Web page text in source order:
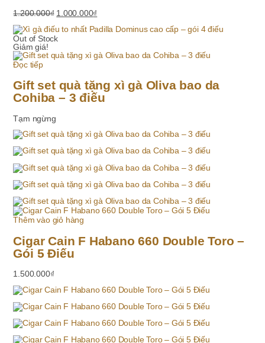
1.200.000₫ Giá
là:
1.200.000₫.
1.000.000₫
tại
Out of Stock
Giảm giá!
Đọc tiếp
Gift set quà tặng xì gà Oliva bao da
Cohiba – 3 điếu
Tạm ngừng
Thêm vào giỏ hàng
Cigar Cain F Habano 660 Double Toro –
Gói 5 Điếu
1.500.000₫